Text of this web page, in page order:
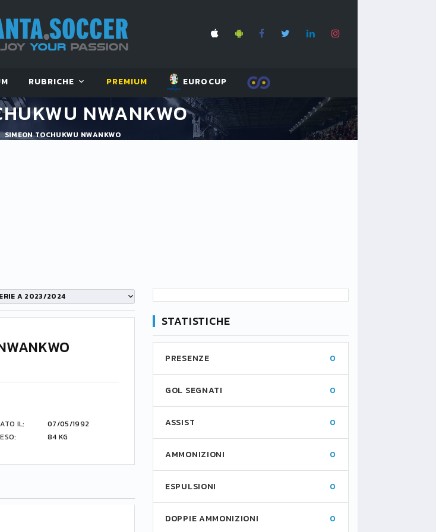
RUBRICHE PREMIUM EUROCUP
NWANKWO
SIMEON TOCHUKWU NWANKWO
A 2023/2024
IL:
07/05/1992
84 KG
STATISTICHE
PRESENZE 0
GOL SEGNATI 0
ASSIST 0
AMMONIZIONI 0
ESPULSIONI 0
DOPPIE AMMONIZIONI 0